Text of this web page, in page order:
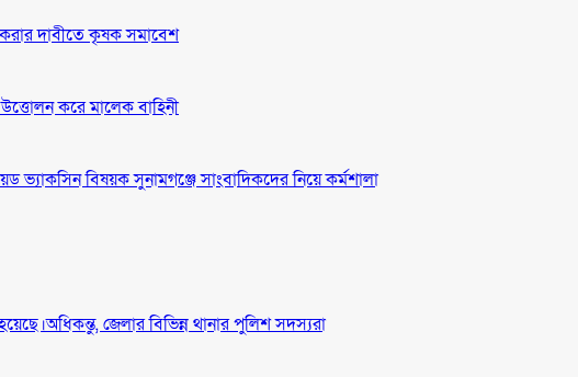
করার দাবীতে কৃষক সমাবেশ
করে মালেক বাহিনী
বিষয়ক সুনামগঞ্জে সাংবাদিকদের নিয়ে কর্মশালা
জেলার বিভিন্ন থানার পুলিশ সদস্যরা